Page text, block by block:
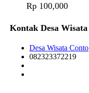
Rp 100,000
Kontak Desa Wisata
Desa Wisata Conto
082323372219